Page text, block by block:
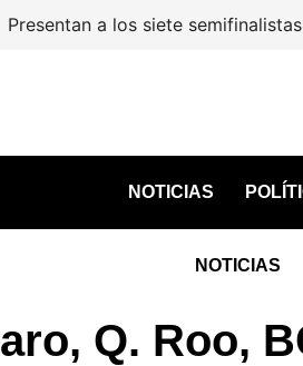
Presentan a los siete
NOTICIAS
NOTICIAS
Q. Roo,